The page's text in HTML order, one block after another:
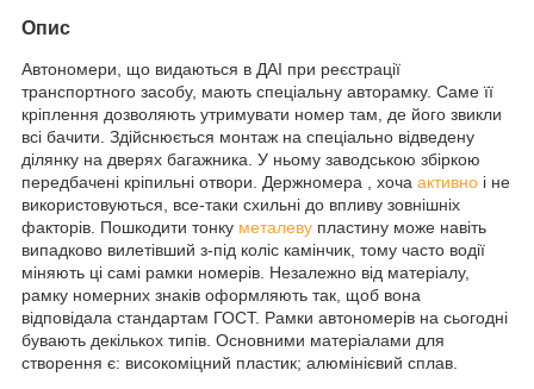
Опис
Автономери, що видаються в ДАІ при реєстрації
транспортного засобу, мають спеціальну авторамку. Саме її
кріплення дозволяють утримувати номер там, де його звикли
всі бачити. Здійснюється монтаж на спеціально відведену
ділянку на дверях багажника. У ньому заводською збіркою
передбачені кріпильні отвори. Держномера , хоча активно і не
використовуються, все-таки схильні до впливу зовнішніх
факторів. Пошкодити тонку металеву пластину може навіть
випадково вилетівший з-під коліс камінчик, тому часто водії
міняють ці самі рамки номерів. Незалежно від матеріалу,
рамку номерних знаків оформляють так, щоб вона
відповідала стандартам ГОСТ. Рамки автономерів на сьогодні
бувають декількох типів. Основними матеріалами для
створення є: високоміцний пластик; алюмінієвий сплав.